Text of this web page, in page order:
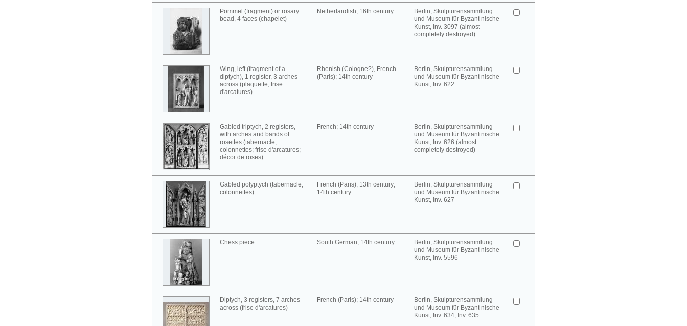
Pommel (fragment) or rosary
bead, 4 faces (chapelet)
Netherlandish; 16th century
Berlin, Skulpturensammlung
und Museum für Byzantinische
Kunst, Inv. 3097 (almost
completely destroyed)
Wing, left (fragment of a
diptych), 1 register, 3 arches
across (plaquette; frise
d'arcatures)
Rhenish (Cologne?), French
(Paris); 14th century
Berlin, Skulpturensammlung
und Museum für Byzantinische
Kunst, Inv. 622
Gabled triptych, 2 registers,
with arches and bands of
rosettes (tabernacle;
colonnettes; frise d'arcatures;
décor de roses)
French; 14th century
Berlin, Skulpturensammlung
und Museum für Byzantinische
Kunst, Inv. 626 (almost
completely destroyed)
Gabled polyptych (tabernacle;
colonnettes)
French (Paris); 13th century;
14th century
Berlin, Skulpturensammlung
und Museum für Byzantinische
Kunst, Inv. 627
Chess piece South German; 14th century
Berlin, Skulpturensammlung
und Museum für Byzantinische
Kunst, Inv. 5596
Diptych, 3 registers, 7 arches
across (frise d'arcatures)
French (Paris); 14th century
Berlin, Skulpturensammlung
und Museum für Byzantinische
Kunst, Inv. 634; Inv. 635